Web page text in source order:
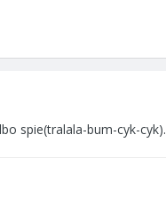
spie(tralala-bum-cyk-cyk).